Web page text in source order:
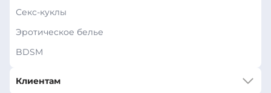
Секс-куклы
Эротическое белье
BDSM
Клиентам